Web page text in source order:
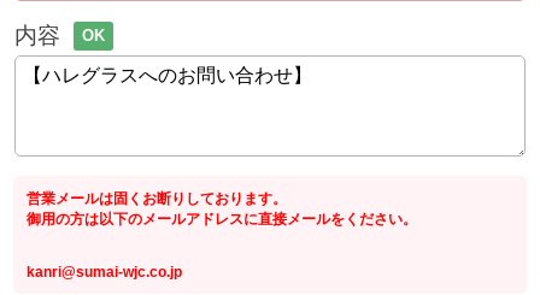
内容 OK
営業メールは固くお断りしております。
御用の方は以下のメールアドレスに直接メールをください。
kanri@sumai-wjc.co.jp